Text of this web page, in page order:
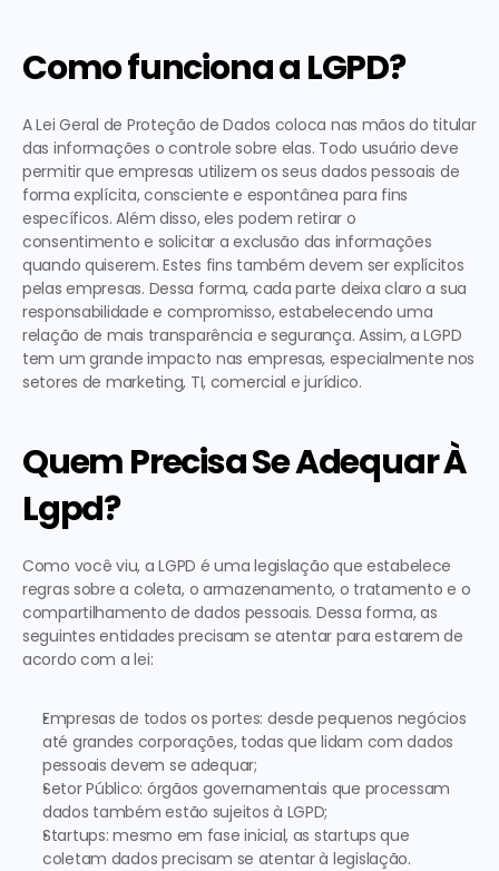
Como funciona a LGPD?
A Lei Geral de Proteção de Dados coloca nas mãos do titular
das informações o controle sobre elas. Todo usuário deve
permitir que empresas utilizem os seus dados pessoais de
forma explícita, consciente e espontânea para fins
específicos. Além disso, eles podem retirar o
consentimento e solicitar a exclusão das informações
quando quiserem. Estes fins também devem ser explícitos
pelas empresas. Dessa forma, cada parte deixa claro a sua
responsabilidade e compromisso, estabelecendo uma
relação de mais transparência e segurança. Assim, a LGPD
tem um grande impacto nas empresas, especialmente nos
setores de marketing, TI, comercial e jurídico.
Quem Precisa Se Adequar À
Lgpd?
Como você viu, a LGPD é uma legislação que estabelece
regras sobre a coleta, o armazenamento, o tratamento e o
compartilhamento de dados pessoais. Dessa forma, as
seguintes entidades precisam se atentar para estarem de
acordo com a lei:
Empresas de todos os portes: desde pequenos negócios
até grandes corporações, todas que lidam com dados
pessoais devem se adequar;
Setor Público: órgãos governamentais que processam
dados também estão sujeitos à LGPD;
Startups: mesmo em fase inicial, as startups que
coletam dados precisam se atentar à legislação.